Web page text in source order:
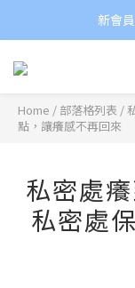
新會
Home / 部落格列表 /
點，讓癢感不再回來
私密處
私密處